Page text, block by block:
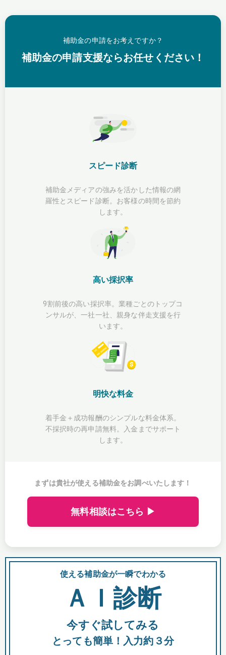
補助金の申請をお考えですか？
補助金の申請支援ならお任せください！
スピード診断
補助金メディアの強みを活かした情報の網
羅性とスピード診断。お客様の時間を節約
します。
高い採択率
9割前後の高い採択率。業種ごとのトップコ
ンサルが、一社一社、親身な伴走支援を行
います。
明快な料金
着手金＋成功報酬のシンプルな料金体系。
不採択時の再申請無料。入金までサポート
します。
まずは貴社が使える補助金をお調べいたします！
無料相談はこちら ▶
使える補助金が一瞬でわかる
ＡＩ診断
今すぐ試してみる
とっても簡単！入力約３分